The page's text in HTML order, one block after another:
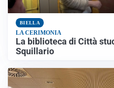
BIELLA
LA CERIMONIA
La biblioteca di Città
Squillario